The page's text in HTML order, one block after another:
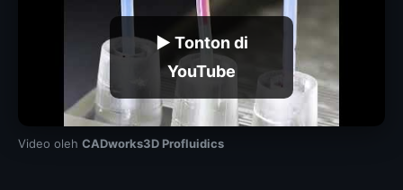
▶ Tonton di
YouTube
Video oleh CADworks3D Profluidics